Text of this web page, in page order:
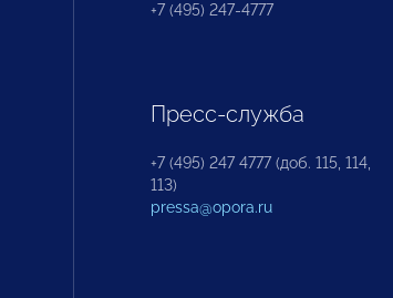
+7 (495) 247-4777
Пресс-служба
+7 (495) 247 4777 (доб. 115, 114,
113)
pressa@opora.ru